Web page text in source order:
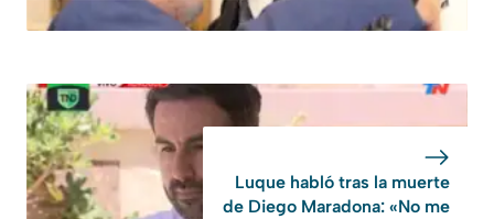
Luque habló tras la muerte
de Diego Maradona: «No me